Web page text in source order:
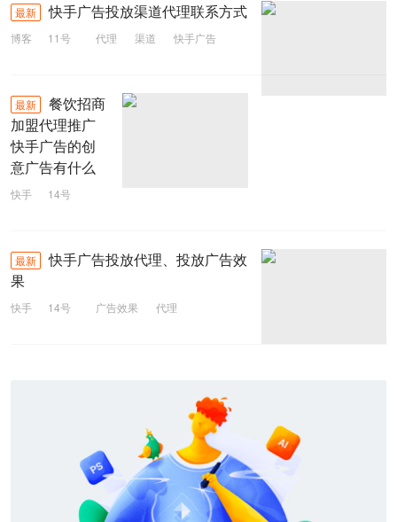
最新 快手广告投放渠道代理联系方式
博客 11号 代理 渠道 快手广告
最新
餐饮招商
加盟代理推广
快手广告的创
意广告有什么
快手
14号
招商加盟
餐饮
最新
快手广告投放代理、投放广告效
果
快手 14号 广告效果
代理